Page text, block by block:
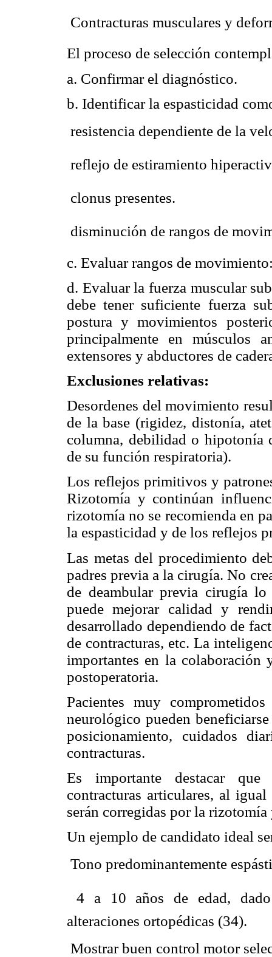
 Contracturas musculares y
El proceso de selección
a. Confirmar el diagnóstico.
b. Identificar la espasticidad
 resistencia dependiente de la
 reflejo de estiramiento
 clonus presentes.
 disminución de rangos de
c. Evaluar rangos de
d. Evaluar la fuerza muscular
debe tener suficiente fuerza
postura y movimientos
principalmente en músculos
extensores y abductores de
Exclusiones relativas:
Desordenes del movimiento
de la base (rigidez, distonía,
columna, debilidad o hipotonía
de su función respiratoria).
Los reflejos primitivos y
Rizotomía y continúan
rizotomía no se recomienda en
la espasticidad y de los reflejos
Las metas del procedimiento
padres previa a la cirugía. No
de deambular previa cirugía
puede mejorar calidad y
desarrollado dependiendo de
de contracturas, etc. La
importantes en la colaboración
postoperatoria.
Pacientes muy
neurológico pueden
posicionamiento, cuidados
contracturas.
Es importante destacar que
contracturas articulares, al
serán corregidas por la
Un ejemplo de candidato ideal
 Tono predominantemente
 4 a 10 años de edad,
alteraciones ortopédicas (34).
 Mostrar buen control motor